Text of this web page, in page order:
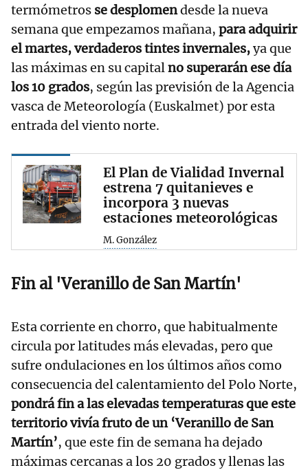
termómetros se desplomendesde la nueva
semana que empezamos mañana, para adquirir
el martes, verdaderos tintes invernales,ya que
las máximas en su capitalno superarán ese día
los 10 grados, según las previsión de la Agencia
vasca de Meteorología (Euskalmet) por esta
entrada del viento norte.
El Plan de Vialidad Invernal
estrena 7 quitanieves e
incorpora 3 nuevas
estaciones meteorológicas
M. González
Fin al 'Veranillo de San Martín'
Esta corriente en chorro, que habitualmente
circula por latitudes más elevadas, pero que
sufre ondulaciones en los últimos años como
consecuencia del calentamiento del Polo Norte,
pondrá fin a las elevadas temperaturas que este
territorio vivía fruto de un ‘Veranillo de San
Martín’, que este fin de semana ha dejado
máximas cercanas a los 20 grados y llenas las